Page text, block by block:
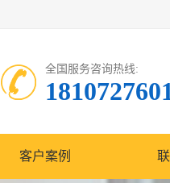
全国服务咨询热线:
客户案例